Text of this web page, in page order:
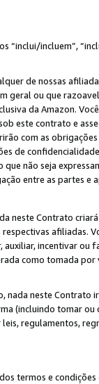
“inclui/incluem”,
de nossas
geral ou que
da Amazon.
este contrato e
com as
de
não seja
entre as partes e
neste Contrato
afiliadas.
auxiliar, incentivar
como tomada por
nada neste
(incluindo tomar ou
regulamentos,
termos e